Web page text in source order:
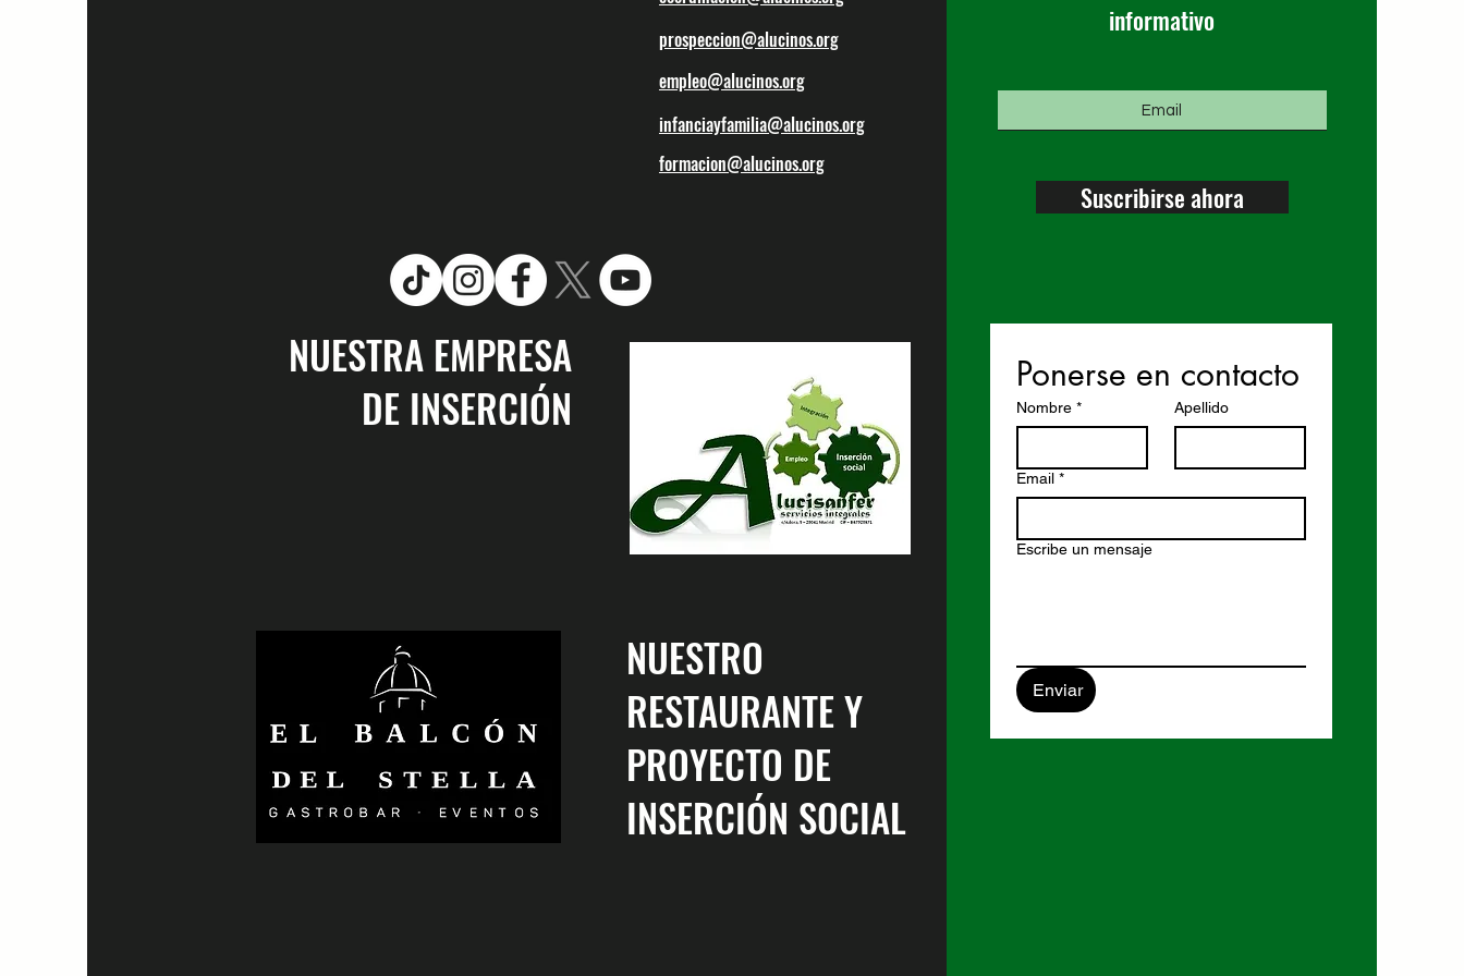
prospeccion@alucinos.org
empleo@alucinos.org
infanciayfamilia@alucinos.org
formacion@alucinos.org
NUESTRA EMPRESA
DE INSERCIÓN
NUESTRO
RESTAURANTE Y
PROYECTO DE
INSERCIÓN SOCIAL
informativo
Suscribirse ahora
Ponerse en contacto
Nombre * Apellido
Email *
Escribe un mensaje
Enviar